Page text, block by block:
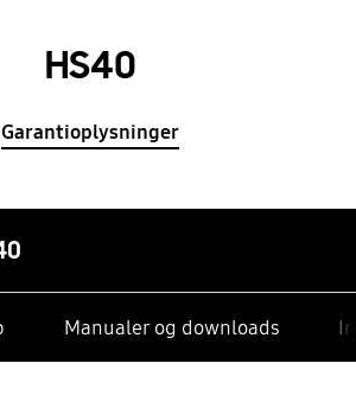
HS40
Garantioplysninger
Manualer og downloads